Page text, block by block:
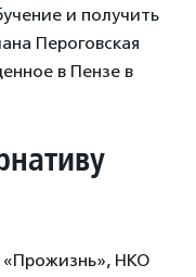
и получить
Пероговская
в Пензе в
«Прожизнь», НКО